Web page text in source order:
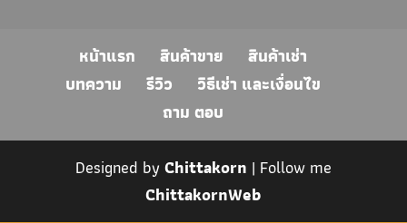
หน้าแรก สินค้าขาย
สินค้าเช่า
บทความ
รีวิว
วิธีเช่า และเงื่อนไข
ถาม ตอบ
Designed by Chittakorn | Follow me
ChittakornWeb